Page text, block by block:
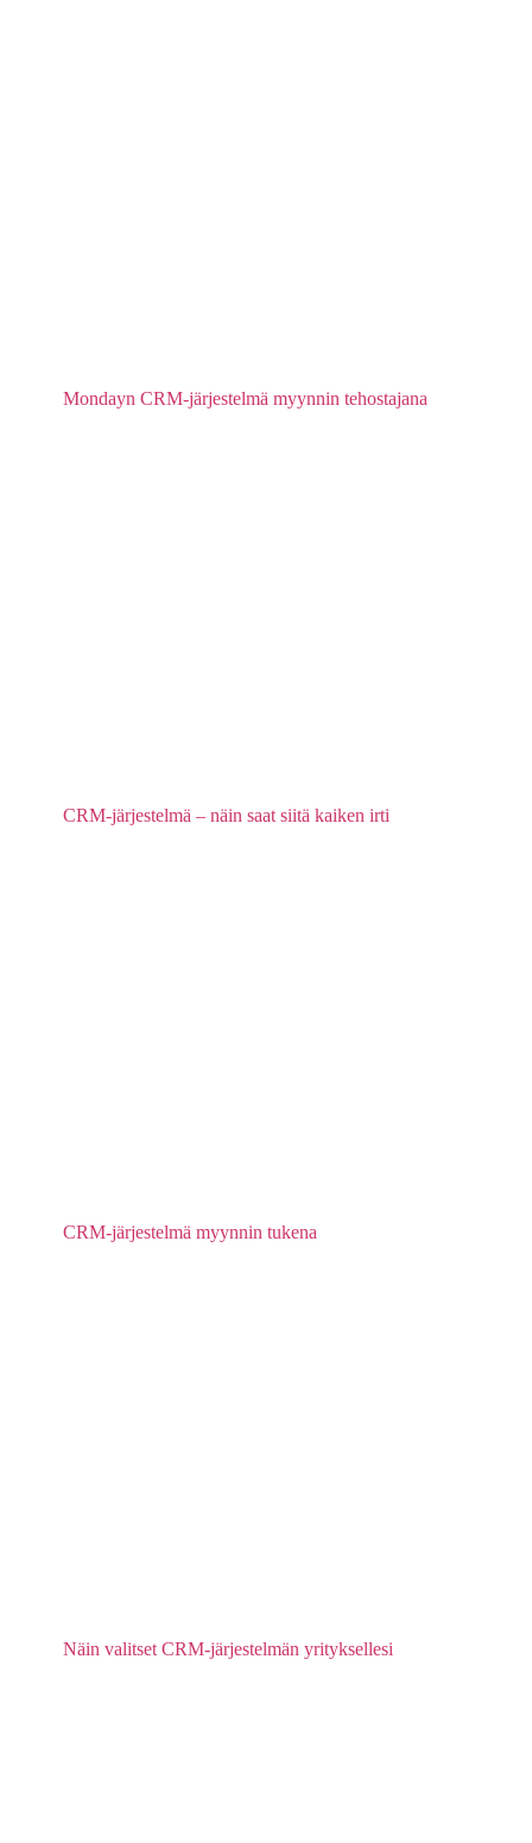
Mondayn CRM-järjestelmä myynnin tehostajana
CRM-järjestelmä – näin saat siitä kaiken irti
CRM-järjestelmä myynnin tukena
Näin valitset CRM-järjestelmän yrityksellesi